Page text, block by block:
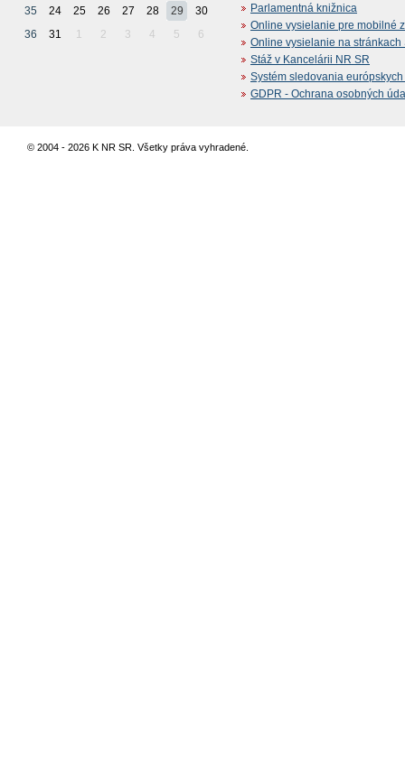
35
24 25 26 27 28 29
30
36
31 1 2 3 4 5 6
Parlamentná knižnica
Online vysielanie pre mobilné
Online vysielanie na stránkach
Stáž v Kancelárii NR SR
Systém sledovania
GDPR - Ochrana osobných
© 2004 - 2026 K NR SR. Všetky práva vyhradené.